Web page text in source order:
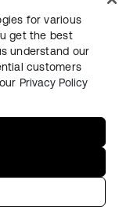
du site
for various
get the best
understand our
customers
Privacy Policy